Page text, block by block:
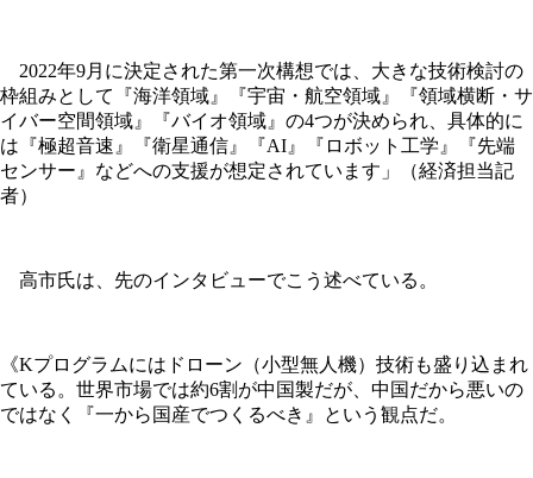
2022年9月に決定された第一次構想では、大きな技術検討の
枠組みとして『海洋領域』『宇宙・航空領域』『領域横断・サ
イバー空間領域』『バイオ領域』の4つが決められ、具体的に
は『極超音速』『衛星通信』『AI』『ロボット工学』『先端
センサー』などへの支援が想定されています」（経済担当記
者）
高市氏は、先のインタビューでこう述べている。
《Kプログラムにはドローン（小型無人機）技術も盛り込まれ
ている。世界市場では約6割が中国製だが、中国だから悪いの
ではなく『一から国産でつくるべき』という観点だ。